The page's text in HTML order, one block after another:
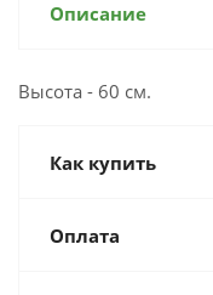
Описание
Высота - 60 см.
Как купить
Оплата